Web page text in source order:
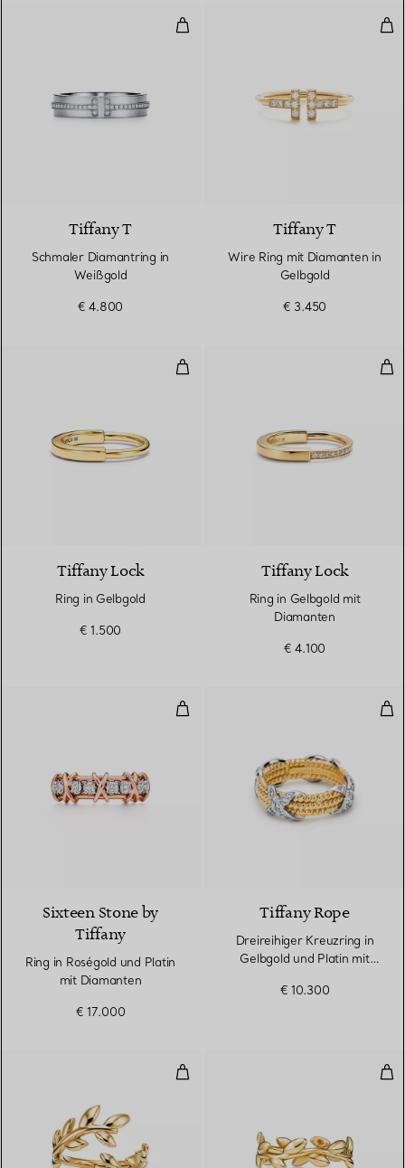
Schmaler Diamantring in
Tiffany T
Schmaler Diamantring in
Weißgold
€ 4.800
Tiffany T
Wire Ring mit Diamanten in
Gelbgold
€ 3.450
Ring in Gelbgold
Tiffany Lock
Ring in Gelbgold
€ 1.500
Tiffany Lock
Ring in Gelbgold mit
Diamanten
€ 4.100
Ring in Roségold und Platin mit
Sixteen Stone by
Tiffany
Ring in Roségold und Platin
mit Diamanten
€ 17.000
Tiffany Rope
Dreireihiger Kreuzring in
Gelbgold und Platin mit
€ 10.300
Olive Leaf versetzter Ring in